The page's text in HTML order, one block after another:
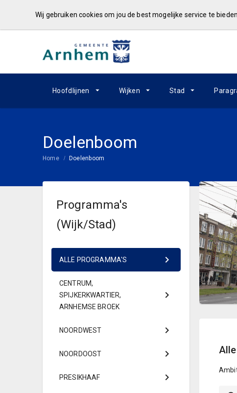
Wij gebruiken cookies om jou de best mogelijke service te
Hoofdlijnen Wijken Stad
Doelenboom
Home Doelenboom
Programma's
(Wijk/Stad)
ALLE PROGRAMMA'S
CENTRUM,
SPIJKERKWARTIER,
ARNHEMSE BROEK
NOORDWEST
NOORDOOST
PRESIKHAAF